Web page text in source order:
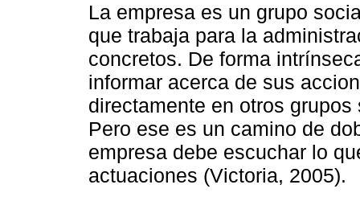
La empresa es un grupo
que trabaja para la
concretos. De forma
informar acerca de sus
directamente en otros
Pero ese es un camino de
empresa debe escuchar lo
actuaciones (Victoria, 2005).